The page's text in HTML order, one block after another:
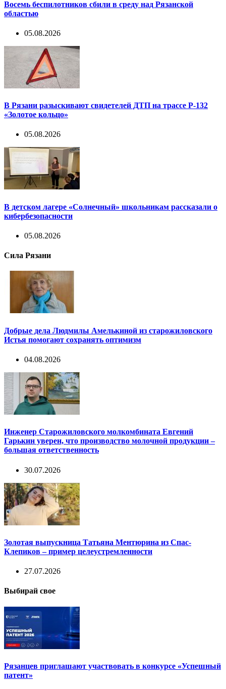
Восемь беспилотников сбили в среду над Рязанской
областью
05.08.2026
В Рязани разыскивают свидетелей ДТП на трассе Р-132
«Золотое кольцо»
05.08.2026
В детском лагере «Солнечный» школьникам рассказали о
кибербезопасности
05.08.2026
Сила Рязани
Добрые дела Людмилы Амелькиной из старожиловского
Истья помогают сохранять оптимизм
04.08.2026
Инженер Старожиловского молкомбината Евгений
Гарькин уверен, что производство молочной продукции –
большая ответственность
30.07.2026
Золотая выпускница Татьяна Ментюрина из Спас-
Клепиков – пример целеустремленности
27.07.2026
Выбирай свое
Рязанцев приглашают участвовать в конкурсе «Успешный
патент»